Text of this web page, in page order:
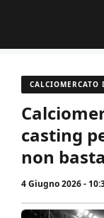
contenuto
CALCIOMERCATO
casting
non
4 Giugno 2026 -